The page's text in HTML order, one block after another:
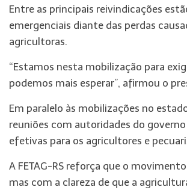
Entre as principais reivindicações
emergenciais diante das perdas
agricultoras.
“Estamos nesta mobilização para
podemos mais esperar”, afirmou o
Em paralelo às mobilizações no
reuniões com autoridades do
efetivas para os agricultores e
A FETAG-RS reforça que o
mas com a clareza de que a